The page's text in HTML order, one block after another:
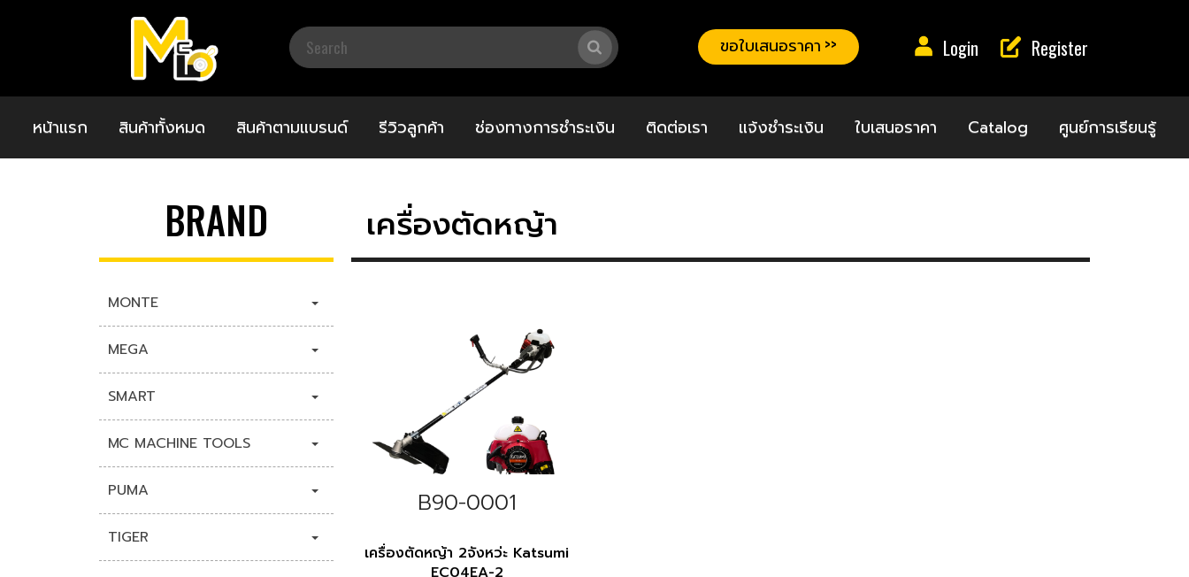
หน้าแรก สินค้าทั้งหมด สินค้าตามแบรนด์ รีวิวลูกค้า ช่องทางการชำระเงิน ติดต่อเรา แจ้งชำระเงิน ใบเสนอราคา Catalog ศูนย์การเรียนรู้
ขอใบเสนอราคา >> Login Register
BRAND
MONTE
MEGA
SMART
MC MACHINE TOOLS
PUMA
TIGER
เครื่องตัดหญ้า
B90-0001
เครื่องตัดหญ้า 2จังหว่ะ Katsumi